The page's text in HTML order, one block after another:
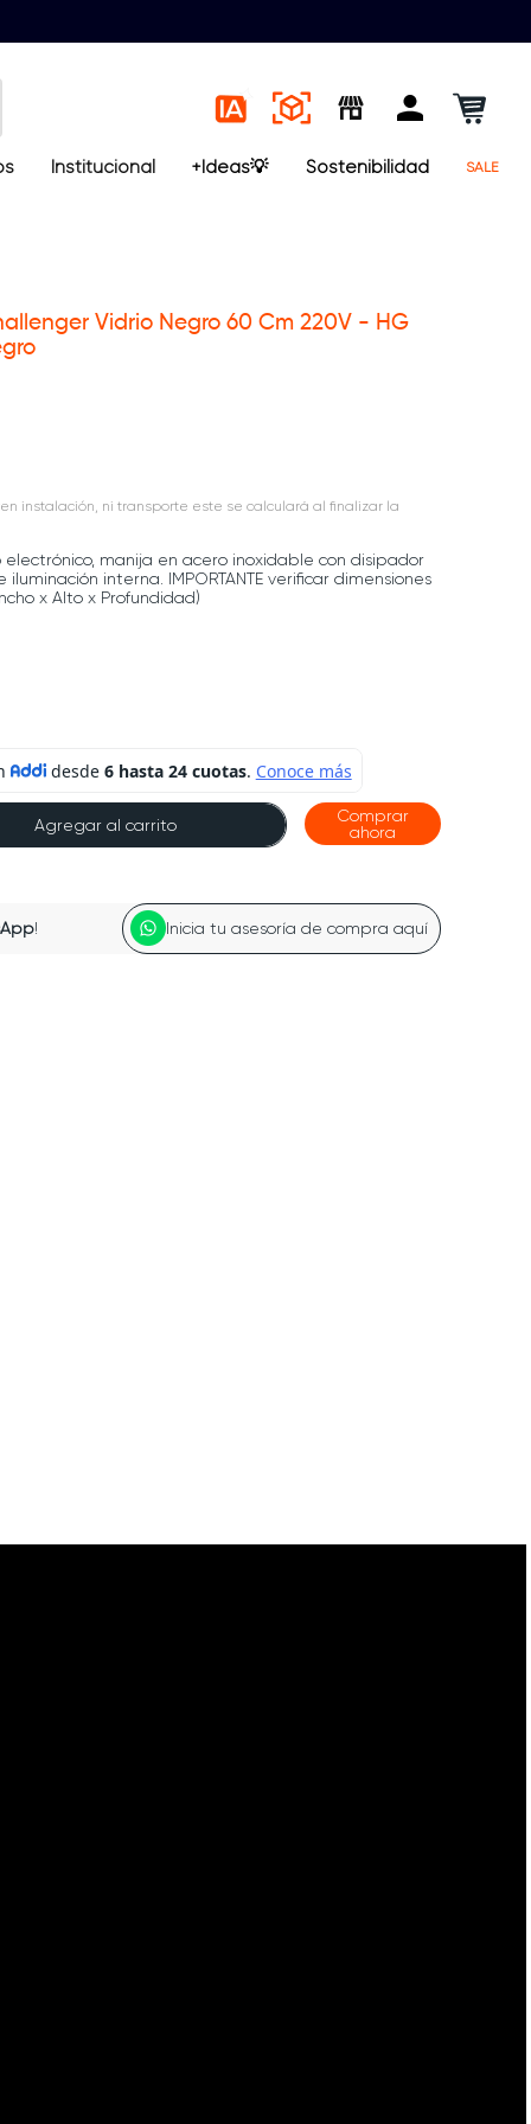
Institucional +Ideas💡 Sostenibilidad SALE
Vidrio Negro 60 Cm 220V - HG
instalación, ni transporte este se calculará al finalizar la
electrónico, manija en acero inoxidable con disipador
interna. IMPORTANTE verificar dimensiones
x Alto x Profundidad)
Agregar al carrito
Comprar
ahora
! Inicia tu asesoría de compra aquí